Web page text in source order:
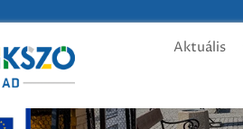
Aktuális